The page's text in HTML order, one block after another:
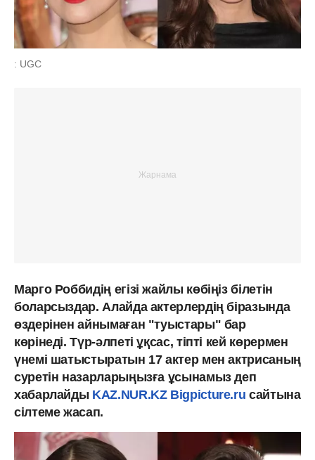
: UGC
Марго Роббидің егізі жайлы көбіңіз білетін
боларсыздар. Алайда актерлердің біразында
өздерінен айнымаған "туыстары" бар
көрінеді. Түр-әлпеті ұқсас, тіпті кей көрермен
үнемі шатыстыратын 17 актер мен актрисаның
суретін назарларыңызға ұсынамыз деп
хабарлайды KAZ.NUR.KZ Bigpicture.ru сайтына
сілтеме жасап.